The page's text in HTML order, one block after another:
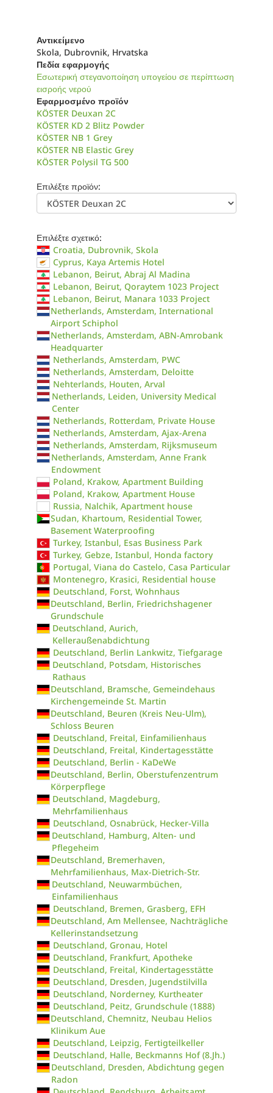
Αντικείμενο
Skola, Dubrovnik, Hrvatska
Πεδία εφαρμογής
Εσωτερική στεγανοποίηση υπογείου σε περίπτωση
εισροής νερού
Εφαρμοσμένο προϊόν
KÖSTER Deuxan 2C
KÖSTER KD 2 Blitz Powder
KÖSTER NB 1 Grey
KÖSTER NB Elastic Grey
KÖSTER Polysil TG 500
Επιλέξτε προϊόν:
Επιλέξτε σχετικό:
Croatia, Dubrovnik, Skola
Cyprus, Kaya Artemis Hotel
Lebanon, Beirut, Abraj Al Madina
Lebanon, Beirut, Qoraytem 1023 Project
Lebanon, Beirut, Manara 1033 Project
Netherlands, Amsterdam, International
Airport Schiphol
Netherlands, Amsterdam, ABN-Amrobank
Headquarter
Netherlands, Amsterdam, PWC
Netherlands, Amsterdam, Deloitte
Nehterlands, Houten, Arval
Netherlands, Leiden, University Medical
Center
Netherlands, Rotterdam, Private House
Netherlands, Amsterdam, Ajax-Arena
Netherlands, Amsterdam, Rijksmuseum
Netherlands, Amsterdam, Anne Frank
Endowment
Poland, Krakow, Apartment Building
Poland, Krakow, Apartment House
Russia, Nalchik, Apartment house
Sudan, Khartoum, Residential Tower,
Basement Waterproofing
Turkey, Istanbul, Esas Business Park
Turkey, Gebze, Istanbul, Honda factory
Portugal, Viana do Castelo, Casa Particular
Montenegro, Krasici, Residential house
Deutschland, Forst, Wohnhaus
Deutschland, Berlin, Friedrichshagener
Grundschule
Deutschland, Aurich,
Kelleraußenabdichtung
Deutschland, Berlin Lankwitz, Tiefgarage
Deutschland, Potsdam, Historisches
Rathaus
Deutschland, Bramsche, Gemeindehaus
Kirchengemeinde St. Martin
Deutschland, Beuren (Kreis Neu-Ulm),
Schloss Beuren
Deutschland, Freital, Einfamilienhaus
Deutschland, Freital, Kindertagesstätte
Deutschland, Berlin - KaDeWe
Deutschland, Berlin, Oberstufenzentrum
Körperpflege
Deutschland, Magdeburg,
Mehrfamilienhaus
Deutschland, Osnabrück, Hecker-Villa
Deutschland, Hamburg, Alten- und
Pflegeheim
Deutschland, Bremerhaven,
Mehrfamilienhaus, Max-Dietrich-Str.
Deutschland, Neuwarmbüchen,
Einfamilienhaus
Deutschland, Bremen, Grasberg, EFH
Deutschland, Am Mellensee, Nachträgliche
Kellerinstandsetzung
Deutschland, Gronau, Hotel
Deutschland, Frankfurt, Apotheke
Deutschland, Freital, Kindertagesstätte
Deutschland, Dresden, Jugendstilvilla
Deutschland, Norderney, Kurtheater
Deutschland, Peitz, Grundschule (1888)
Deutschland, Chemnitz, Neubau Helios
Klinikum Aue
Deutschland, Leipzig, Fertigteilkeller
Deutschland, Halle, Beckmanns Hof (8.Jh.)
Deutschland, Dresden, Abdichtung gegen
Radon